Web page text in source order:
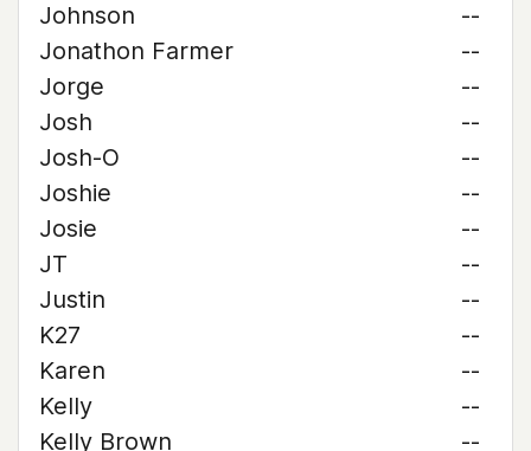
Johnson
--
Jonathon Farmer
--
Jorge
--
Josh
--
Josh-O
--
Joshie
--
Josie
--
JT
--
Justin
--
K27
--
Karen
--
Kelly
--
Kelly Brown
--